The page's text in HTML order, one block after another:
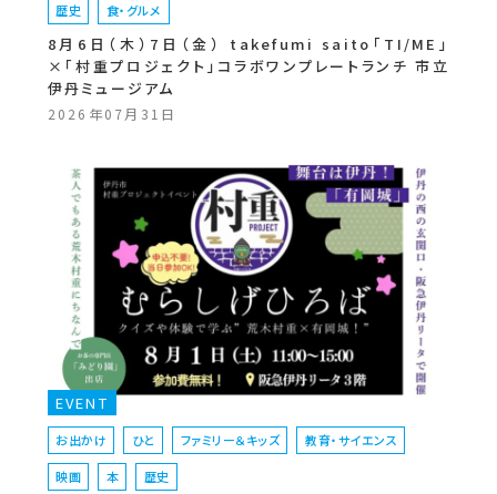
歴史 食・グルメ
8月6日（木）7日（金） takefumi saito「TI/ME」
×「村重プロジェクト」コラボワンプレートランチ 市立
伊丹ミュージアム
2026年07月31日
EVENT
お出かけ ひと ファミリー＆キッズ 教育・サイエンス
映画 本 歴史